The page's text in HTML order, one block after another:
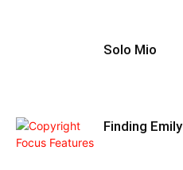
Solo Mio
Finding Emily